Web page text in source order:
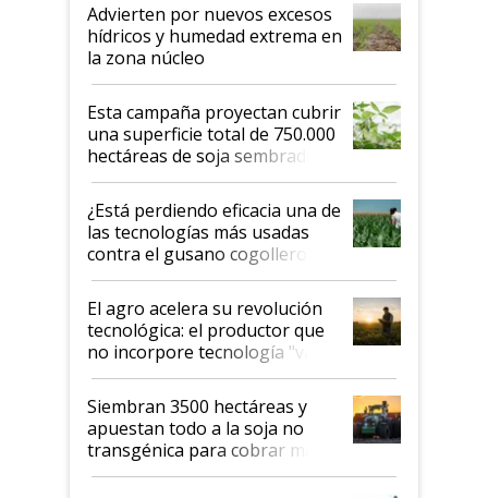
Advierten por nuevos excesos
hídricos y humedad extrema en
la zona núcleo
Esta campaña proyectan cubrir
una superficie total de 750.000
hectáreas de soja sembradas
con una nueva generación de
variedades que marcan un
salto tecnológico en genética y
rendimiento
¿Está perdiendo eficacia una de
las tecnologías más usadas
contra el gusano cogollero? El
desafío de una tecnología clave
El agro acelera su revolución
tecnológica: el productor que
no incorpore tecnología "va a
perder el tren"
Siembran 3500 hectáreas y
apuestan todo a la soja no
transgénica para cobrar más
por tonelada: compraron un